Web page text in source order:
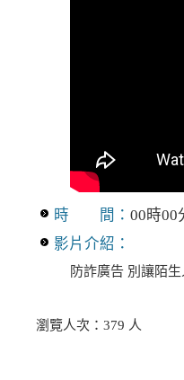
時 間： 00時00
影片介紹：
防詐廣告 別讓陌
瀏覽人次：379 人